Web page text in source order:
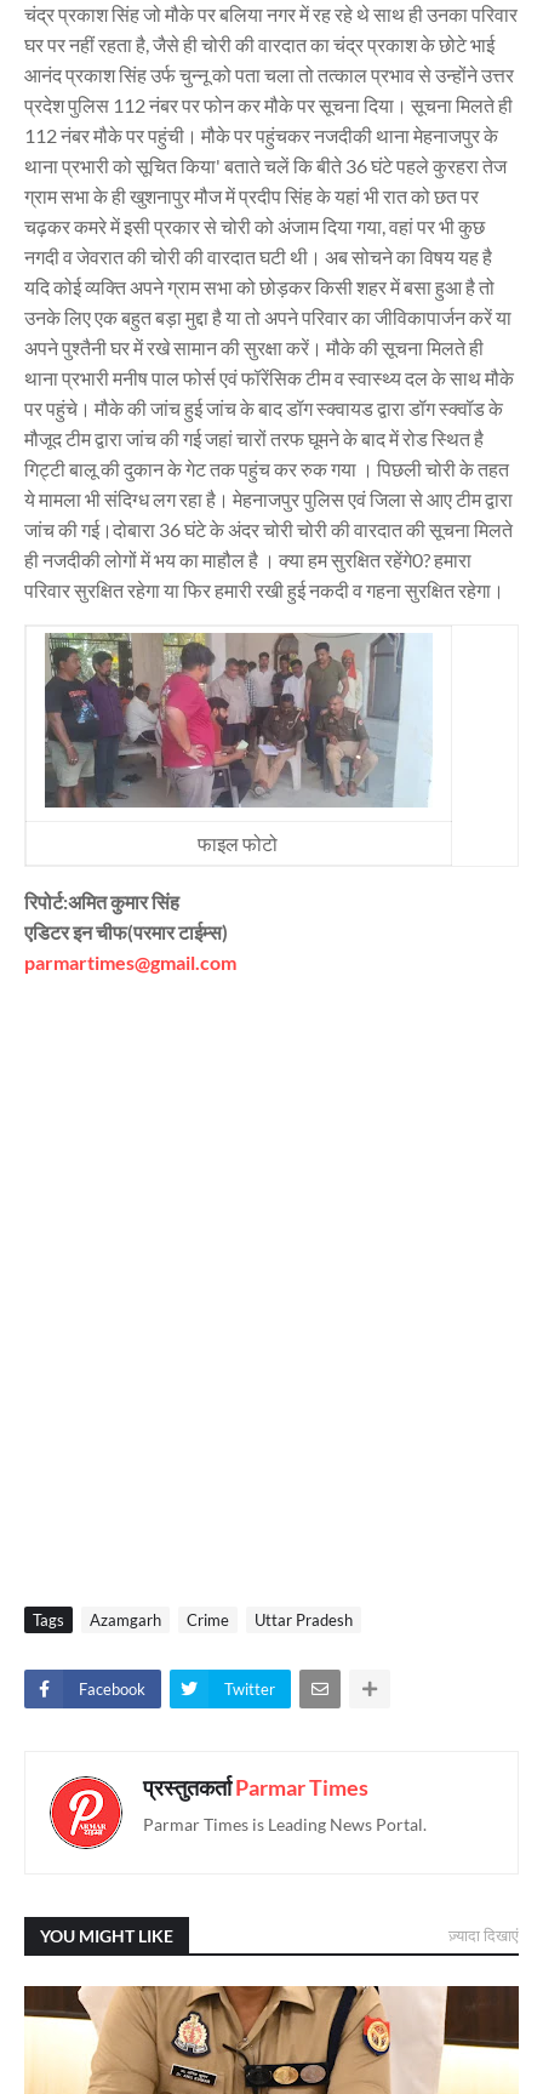
चंद्र प्रकाश सिंह जो मौके पर बलिया नगर में रह रहे थे साथ ही उनका परिवार
घर पर नहीं रहता है, जैसे ही चोरी की वारदात का चंद्र प्रकाश के छोटे भाई
आनंद प्रकाश सिंह उर्फ चुन्नू को पता चला तो तत्काल प्रभाव से उन्होंने उत्तर
प्रदेश पुलिस 112 नंबर पर फोन कर मौके पर सूचना दिया। सूचना मिलते ही
112 नंबर मौके पर पहुंची। मौके पर पहुंचकर नजदीकी थाना मेहनाजपुर के
थाना प्रभारी को सूचित किया' बताते चलें कि बीते 36 घंटे पहले कुरहरा तेज
ग्राम सभा के ही खुशनापुर मौज में प्रदीप सिंह के यहां भी रात को छत पर
चढ़कर कमरे में इसी प्रकार से चोरी को अंजाम दिया गया, वहां पर भी कुछ
नगदी व जेवरात की चोरी की वारदात घटी थी। अब सोचने का विषय यह है
यदि कोई व्यक्ति अपने ग्राम सभा को छोड़कर किसी शहर में बसा हुआ है तो
उनके लिए एक बहुत बड़ा मुद्दा है या तो अपने परिवार का जीविकापार्जन करें या
अपने पुश्तैनी घर में रखे सामान की सुरक्षा करें। मौके की सूचना मिलते ही
थाना प्रभारी मनीष पाल फोर्स एवं फॉरेंसिक टीम व स्वास्थ्य दल के साथ मौके
पर पहुंचे। मौके की जांच हुई जांच के बाद डॉग स्क्वायड द्वारा डॉग स्क्वॉड के
मौजूद टीम द्वारा जांच की गई जहां चारों तरफ घूमने के बाद में रोड स्थित है
गिट्टी बालू की दुकान के गेट तक पहुंच कर रुक गया । पिछली चोरी के तहत
ये मामला भी संदिग्ध लग रहा है। मेहनाजपुर पुलिस एवं जिला से आए टीम द्वारा
जांच की गई।दोबारा 36 घंटे के अंदर चोरी चोरी की वारदात की सूचना मिलते
ही नजदीकी लोगों में भय का माहौल है । क्या हम सुरक्षित रहेंगे0? हमारा
परिवार सुरक्षित रहेगा या फिर हमारी रखी हुई नकदी व गहना सुरक्षित रहेगा।
फाइल फोटो
रिपोर्ट:अमित कुमार सिंह
एडिटर इन चीफ(परमार टाईम्स)
parmartimes@gmail.com
Tags Azamgarh Crime Uttar Pradesh
Facebook Twitter
प्रस्तुतकर्ताParmar Times
Parmar Times is Leading News Portal.
YOU MIGHT LIKE ज़्यादा दिखाएं